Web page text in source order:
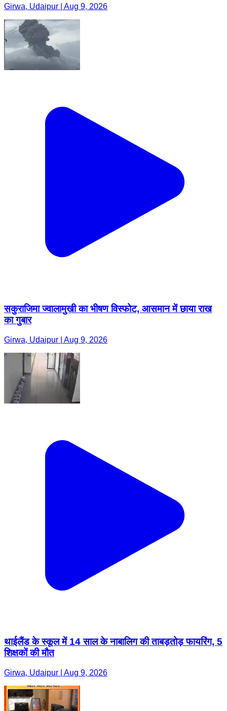
Girwa, Udaipur | Aug 9, 2026
सकुराजिमा ज्वालामुखी का भीषण विस्फोट, आसमान में छाया राख
का गुबार
Girwa, Udaipur | Aug 9, 2026
थाईलैंड के स्कूल में 14 साल के नाबालिग की ताबड़तोड़ फायरिंग, 5
शिक्षकों की मौत
Girwa, Udaipur | Aug 9, 2026